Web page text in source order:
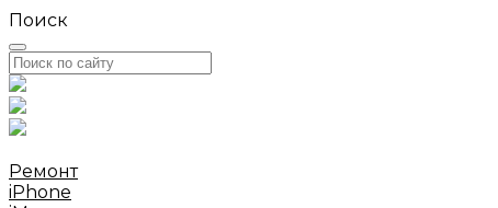
Поиск
Ремонт
iPhone